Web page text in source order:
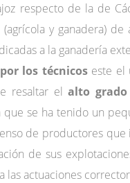
respecto de la de
y ganadera) de
a la ganadería
los técnicoseste el
resaltar elalto
se ha tenido un
de productores
de sus
actuaciones